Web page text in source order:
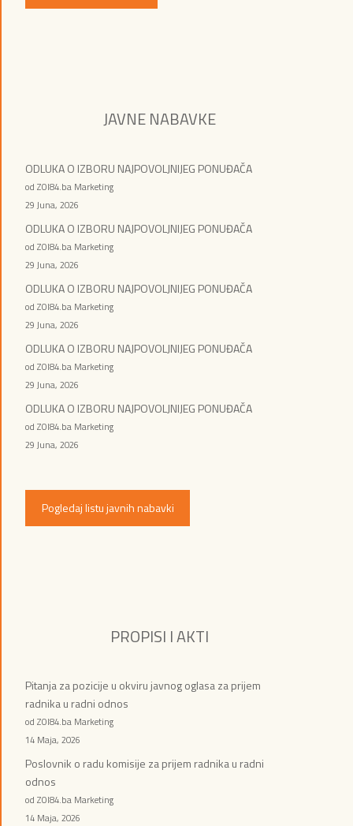
JAVNE NABAVKE
ODLUKA O IZBORU NAJPOVOLJNIJEG PONUĐAČA
od ZOI84.ba Marketing
29 Juna, 2026
ODLUKA O IZBORU NAJPOVOLJNIJEG PONUĐAČA
od ZOI84.ba Marketing
29 Juna, 2026
ODLUKA O IZBORU NAJPOVOLJNIJEG PONUĐAČA
od ZOI84.ba Marketing
29 Juna, 2026
ODLUKA O IZBORU NAJPOVOLJNIJEG PONUĐAČA
od ZOI84.ba Marketing
29 Juna, 2026
ODLUKA O IZBORU NAJPOVOLJNIJEG PONUĐAČA
od ZOI84.ba Marketing
29 Juna, 2026
Pogledaj listu javnih nabavki
PROPISI I AKTI
Pitanja za pozicije u okviru javnog oglasa za prijem
radnika u radni odnos
od ZOI84.ba Marketing
14 Maja, 2026
Poslovnik o radu komisije za prijem radnika u radni
odnos
od ZOI84.ba Marketing
14 Maja, 2026